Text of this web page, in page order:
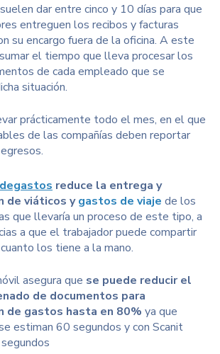
dar entre cinco y 10 días para que
entreguen los recibos y facturas
su encargo fuera de la oficina. A este
el tiempo que lleva procesar los
de cada empleado que se
situación.
prácticamente todo el mes, en el que
de las compañías deben reportar
reduce la entrega y
de viáticos ygastos de viaje de los
que llevaría un proceso de este tipo, a
a que el trabajador puede compartir
los tiene a la mano.
asegura que se puede reducir el
de documentos para
de gastos hasta en 80% ya que
estiman 60 segundos y con Scanit